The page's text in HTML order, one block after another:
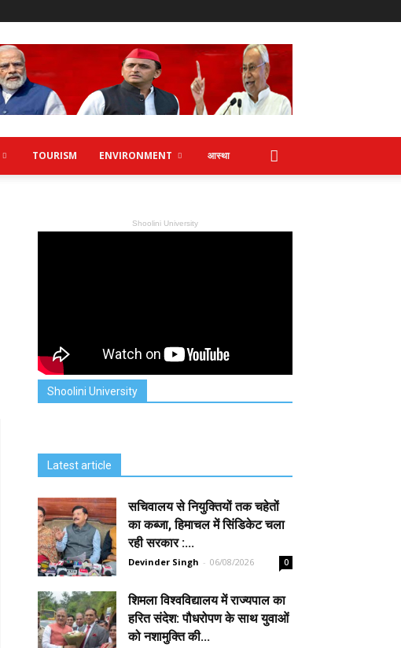
TOURISM ENVIRONMENT आस्था
Shoolini University
Shoolini University
Latest article
सचिवालय से नियुक्तियों तक चहेतों
का कब्जा, हिमाचल में सिंडिकेट चला
रही सरकार :...
Devinder Singh - 06/08/2026 0
शिमला विश्वविद्यालय में राज्यपाल का
हरित संदेश: पौधरोपण के साथ युवाओं
को नशामुक्ति की...